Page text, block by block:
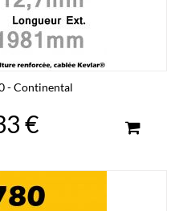
- Continental
€